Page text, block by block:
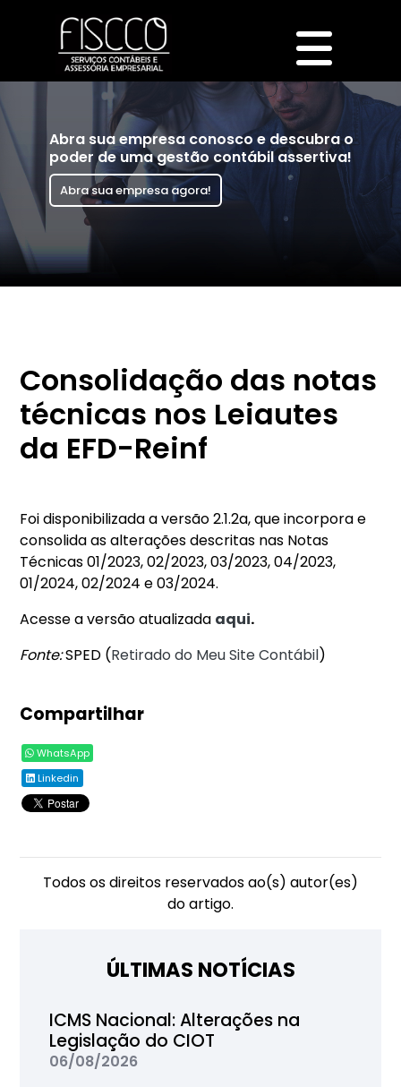
Abra sua empresa conosco e descubra o
poder de uma gestão contábil assertiva!
Abra sua empresa agora!
Consolidação das notas
técnicas nos Leiautes
da EFD-Reinf
Foi disponibilizada a versão 2.1.2a, que incorpora e
consolida as alterações descritas nas Notas
Técnicas 01/2023, 02/2023, 03/2023, 04/2023,
01/2024, 02/2024 e 03/2024.
Acesse a versão atualizada aqui.
Fonte:SPED (Retirado do Meu Site Contábil)
Compartilhar
WhatsApp
Linkedin
Todos os direitos reservados ao(s) autor(es)
do artigo.
ÚLTIMAS NOTÍCIAS
ICMS Nacional: Alterações na
Legislação do CIOT
06/08/2026